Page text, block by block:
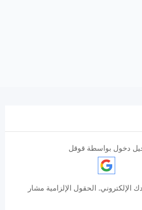
دخول بواسطة قوقل
الإلكتروني. الحقول الإلزامية مشار